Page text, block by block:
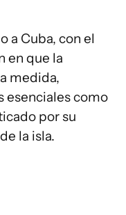
a Cuba, con el
en que la
medida,
esenciales como
por su
la isla.